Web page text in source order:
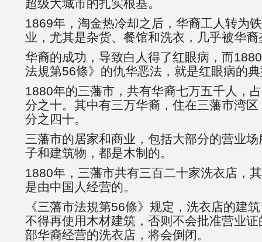
超级大城市的扎实根基。
1869年，淘金热冷却之后，华裔工人转为
业，尤其是杂货、餐馆和洗衣，几乎被华裔
华裔的成功，导致白人得了红眼病，而
法規第56條》的仇华恶法，就是红眼病的
1880年的三藩市，共有华裔七万五千人，
分之十。其中有三万华裔，住在三藩市湾
分之四十。
三藩市的居家和商业，包括大部分的营业
子和建筑物，都是木制的。
1880年，三藩市共有三百二十家洗衣店，
是由中国人经营的。
《三藩市法規第56條》规定，洗衣店的建
不得再使用木材建筑，否则不会批准营业
部华裔经营的洗衣店，将会倒闭。